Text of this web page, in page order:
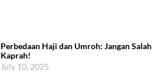
Perbedaan Haji dan Umroh: Jangan Salah
Kaprah!
July 10, 2025